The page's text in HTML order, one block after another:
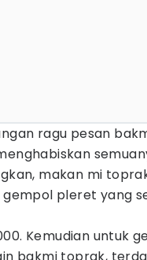
ragu pesan
makan mi
pleret yang
Kemudian untuk